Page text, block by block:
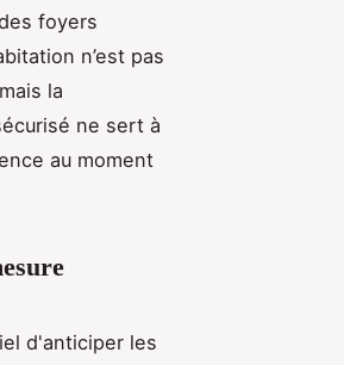
foyers
n’est pas
la
ne sert à
au moment
d'anticiper les